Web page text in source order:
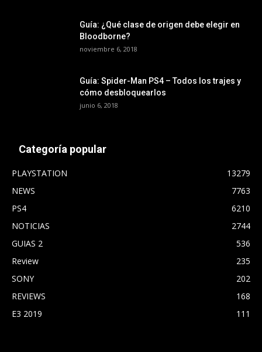
Guía: ¿Qué clase de origen debe elegir en
Bloodborne?
noviembre 6, 2018
Guía: Spider-Man PS4 – Todos los trajes y
cómo desbloquearlos
junio 6, 2018
Categoría popular
PLAYSTATION
13279
NEWS
7763
PS4
6210
NOTICIAS
2744
GUIAS 2
536
Review
235
SONY
202
REVIEWS
168
E3 2019
111